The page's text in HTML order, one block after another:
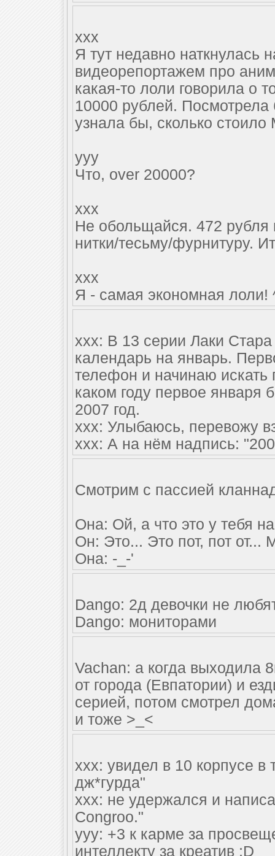
xxx
Я тут недавно наткнулась
видеорепортажем про
какая-то лоли говорила о
10000 рублей.
узнала бы, сколько
yyy
Что, over 20000?
xxx
Не обольщайся. 472 рубля
нитки/тесьму/фурнитуру.
xxx
Я - самая экономная лоли!
xxx: В 13 серии Лаки
календарь на январь.
телефон и начинаю
каком году первое
2007 год.
xxx: Улыбаюсь, перевожу
xxx: А на нём надпись:
Смотрим с пассией
Она: Ой, а что это у тебя
Он: Это... Это пот, пот
Она: -_-'
Dango: 2д девочки не
Dango: мониторами
Vachan: а когда выходила
от города (Евпатории) и
серией, потом смотрел
и тоже >_<
xxx: увидел в 10 корпусе в
дж*гурда"
xxx: не удержался и
Congroo."
yyy: +3 к карме за
интеллекту за креатив ;D